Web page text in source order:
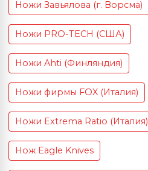
Ножи Завьялова (г. Ворсма)
Ножи PRO-TECH (США)
Ножи Ahti (Финляндия)
Ножи фирмы FOX (Италия)
Ножи Extrema Ratio (Италия)
Нож Eagle Knives